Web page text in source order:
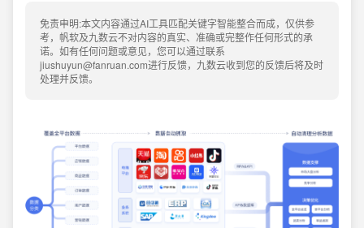
免责申明:本文内容通过AI工具匹配关键字智能整合而成，仅供参
考，帆软及九数云不对内容的真实、准确或完整作任何形式的承
诺。如有任何问题或意见，您可以通过联系
jiushuyun@fanruan.com进行反馈，九数云收到您的反馈后将及时
处理并反馈。